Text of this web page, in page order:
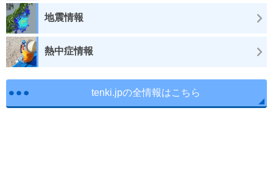
地震情報
熱中症情報
tenki.jpの全情報はこちら